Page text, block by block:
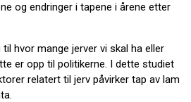
og endringer i tapene i årene etter
hvor mange jerver vi skal ha eller
er opp til politikerne. I dette studiet
relatert til jerv påvirker tap av lam